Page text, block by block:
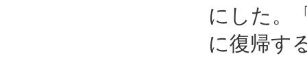
にした。
に復帰す